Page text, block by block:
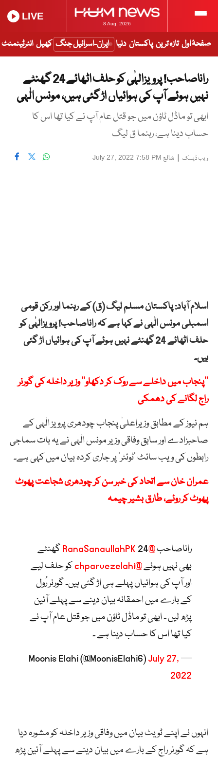
8 Aug, 2026
LIVE
صفحۂ اول تازہ ترین پاکستان دنیا ایران-اسرائیل جنگ کھیل انٹرٹینمنٹ
راناصاحب! پرویزالہٰی کو حلف اٹھائے 24 گھنٹے
نہیں ہوئے آپ کی ہوائیاں اڑ گئی ہیں، مونس الٰہی
ابھی تو ماڈل ٹاؤن میں جو قتل عام آپ نے کیا تھا اس کا
حساب دینا ہے، رہنما ق لیگ
ویب ڈیسک | شائع July 27, 2022 7:58 PM
اسلام آباد: پاکستان مسلم لیگ (ق) کے رہنما اور رکن قومی
اسمبلی مونس الٰہی نے کہا ہے کہ راناصاحب! پرویزالہٰی کو
حلف اٹھائے 24 گھنٹے نہیں ہوئے آپ کی ہوائیاں اڑ گئی
ہیں۔
’’پنجاب میں داخلے سے روک کر دکھاو’’ وزیر داخلہ کی گورنر
راج لگانے کی دھمکی
ہم نیوز کے مطابق وزیراعلیٰ پنجاب چودھری پرویز الٰہی کے
صاحبزادے اور سابق وفاقی وزیر مونس الٰہی نے یہ بات سماجی
رابطوں کی ویب سائٹ ’ٹوئٹر‘ پر جاری کردہ بیان میں کہی ہے۔
عمران خان سے اتحاد کی خبر سن کر چودھری شجاعت پھوٹ
پھوٹ کر روئے، طارق بشیر چیمہ
راناصاحب@RanaSanaullahPK
24 گھنٹے
بھی نہیں ہوئے@chparvezelahi
کو حلف لیے
اور آپ کی ہوائیاں پہلے ہی اڑ گئی ہیں۔ گورنر رُول
کے بارے میں احمقانہ بیان دینے سے پہلے آئین
پڑھ لیں ۔ ابھی تو ماڈل ٹاؤن میں جو قتل عام آپ نے
کیا تھا اس کا حساب دینا ہے ۔
— Moonis Elahi (@MoonisElahi6)
July 27,
2022
انہوں نے اپنے ٹویٹ بیان میں وفاقی وزیر داخلہ کو مشورہ دیا
ہے کہ گورنر راج کے بارے میں بیان دینے سے پہلے آئین پڑھ